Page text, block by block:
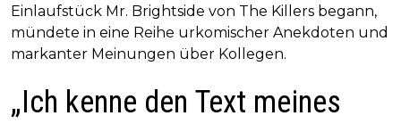
Einlaufstück Mr. Brightside von The Killers begann,
mündete in eine Reihe urkomischer Anekdoten und
markanter Meinungen über Kollegen.
„Ich kenne den Text meines